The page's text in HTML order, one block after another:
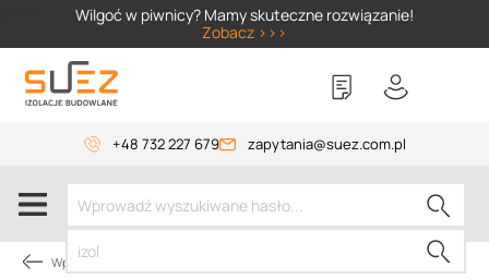
Wilgoć w piwnicy? Mamy skuteczne rozwiązanie!
Zobacz >>>
+48 732 227 679 zapytania@suez.com.pl
Wpusty i akcesoria